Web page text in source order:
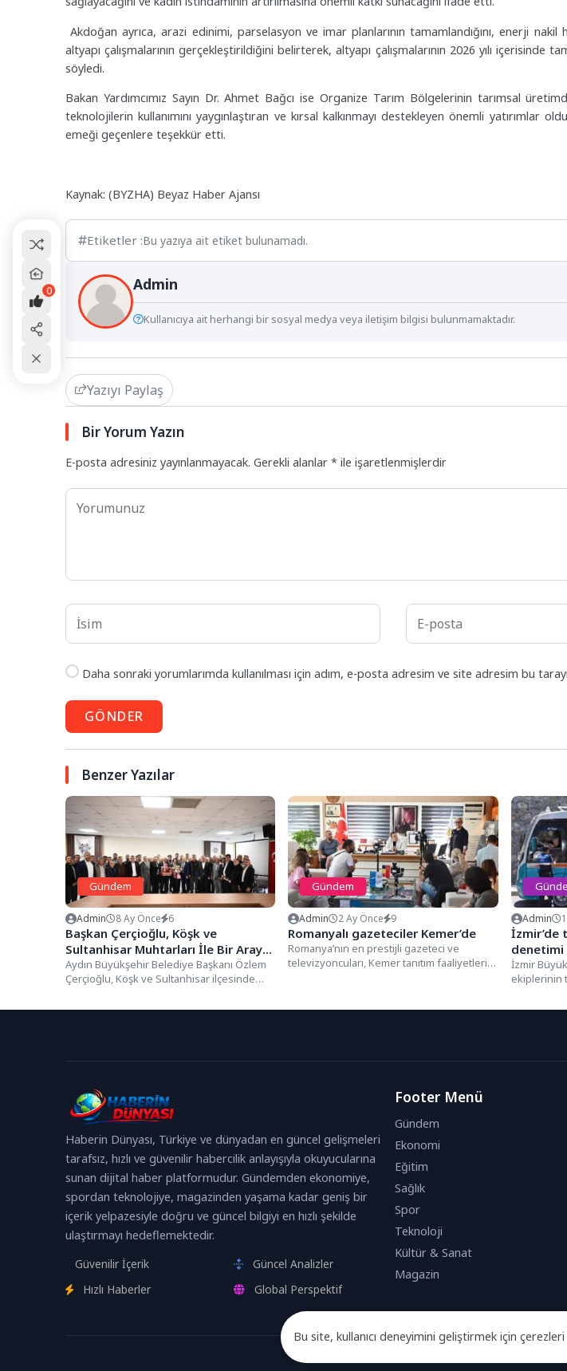
Akdoğan ayrıca, arazi edinimi, parselasyon ve imar planlarının tamamlandığını, enerji nakil
altyapı çalışmalarının gerçekleştirildiğini belirterek, altyapı çalışmalarının 2026 yılı içerisinde
söyledi.
Bakan Yardımcımız Sayın Dr. Ahmet Bağcı ise Organize Tarım Bölgelerinin tarımsal
teknolojilerin kullanımını yaygınlaştıran ve kırsal kalkınmayı destekleyen önemli yatırımlar
emeği geçenlere teşekkür etti.
Kaynak: (BYZHA) Beyaz Haber Ajansı
Etiketler :Bu yazıya ait etiket bulunamadı.
Admin
Kullanıcıya ait herhangi bir sosyal medya veya iletişim bilgisi bulunmamaktadır.
Yazıyı Paylaş
Bir Yorum Yazın
E-posta adresiniz yayınlanmayacak. Gerekli alanlar * ile işaretlenmişlerdir
Daha sonraki yorumlarımda kullanılması için adım, e-posta adresim ve site adresim bu
GÖNDER
Benzer Yazılar
Gündem
Admin 8 Ay Önce 6
Başkan Çerçioğlu, Köşk ve
Sultanhisar Muhtarları İle Bir Araya
Geldi
Aydın Büyükşehir Belediye Başkanı Özlem
Çerçioğlu, Köşk ve Sultanhisar ilçesinde
Gündem
Admin 2 Ay Önce 9
Romanyalı gazeteciler Kemer’de
Romanya’nın en prestijli gazeteci ve
televizyoncuları, Kemer tanıtım faaliyetleri
Admin
İzmir’de
denetimi
İzmir
ekiplerinin
sürücüye...
Haberin Dünyası, Türkiye ve dünyadan en güncel gelişmeleri
tarafsız, hızlı ve güvenilir habercilik anlayışıyla okuyucularına
sunan dijital haber platformudur. Gündemden ekonomiye,
spordan teknolojiye, magazinden yaşama kadar geniş bir
içerik yelpazesiyle doğru ve güncel bilgiyi en hızlı şekilde
ulaştırmayı hedeflemektedir.
Güvenilir İçerik
Güncel Analizler
Hızlı Haberler
Global Perspektif
Footer Menü
Gündem
Ekonomi
Eğitim
Sağlık
Spor
Teknoloji
Kültür & Sanat
Magazin
0
Bu site, kullanıcı deneyimini geliştirmek için çerezleri